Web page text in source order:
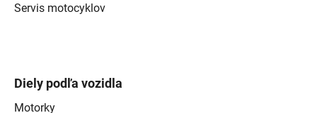
Servis motocyklov
Diely podľa vozidla
Motorky